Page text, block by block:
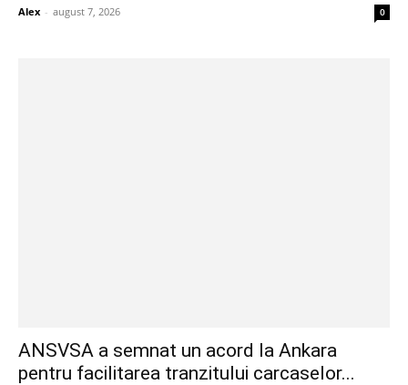
Alex - august 7, 2026 0
ANSVSA a semnat un acord la Ankara
pentru facilitarea tranzitului carcaselor...